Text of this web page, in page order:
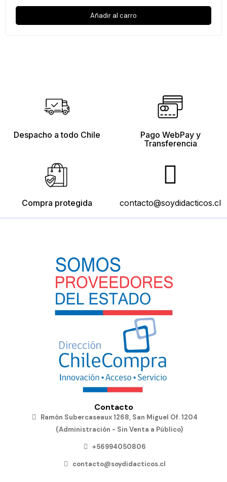
Añadir al carro
Despacho a todo Chile
Pago WebPay y
Transferencia
Compra protegida contacto@soydidacticos.cl
Contacto
Ramón Subercaseaux 1268, San Miguel Of. 1204
(Administración - Sin Venta a Público)
+56994050806
contacto@soydidacticos.cl